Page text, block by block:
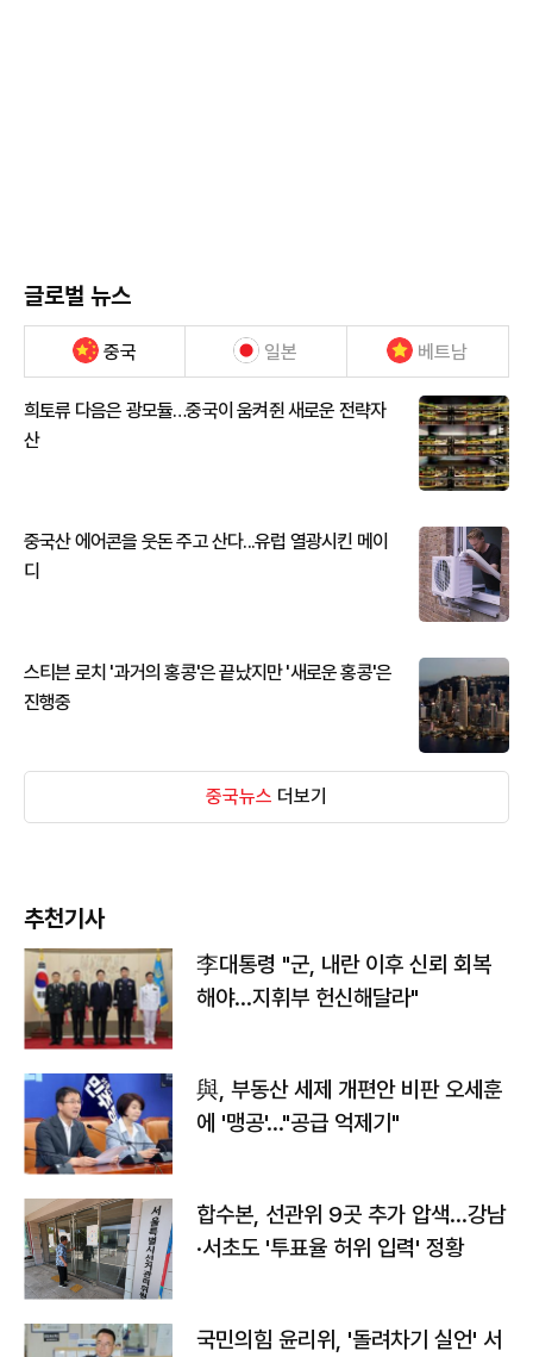
글로벌 뉴스
중국 일본 베트남
희토류 다음은 광모듈…중국이 움켜쥔 새로운 전략자
산
중국산 에어콘을 웃돈 주고 산다...유럽 열광시킨 메이
디
스티븐 로치 '과거의 홍콩'은 끝났지만 '새로운 홍콩'은
진행중
중국뉴스 더보기
추천기사
李대통령 "군, 내란 이후 신뢰 회복
해야…지휘부 헌신해달라"
與, 부동산 세제 개편안 비판 오세훈
에 '맹공'…"공급 억제기"
합수본, 선관위 9곳 추가 압색…강남
·서초도 '투표율 허위 입력' 정황
국민의힘 윤리위, '돌려차기 실언' 서